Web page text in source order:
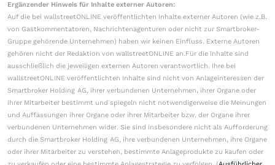
Ergänzender Hinweis für Inhalte externer Autoren:
Auf die bei wallstreetONLINE veröffentlichten Inhalte externer Autoren (wie z.B.
von Gastkommentatoren, Nachrichtenagenturen oder nicht zur Smartbroker-
Gruppe gehörende Unternehmen) haben wir keinen Einfluss. Externe Autoren
gehören nicht der Redaktion von wallstreetONLINE an.Für die Inhalte sind
ausschließlich die jeweiligen externen Autoren verantwortlich. Ihre bei
wallstreetONLINE veröffentlichten Inhalte sind nicht von Anlageinteressen der
Smartbroker Holding AG, ihrer verbundenen Unternehmen, ihrer Organe oder
ihrer Mitarbeiter bestimmt und spiegeln nicht notwendigerweise die Meinungen
und Auffassungen ihrer Organe oder ihrer Mitarbeiter bzw. der Organe ihrer
verbundenen Unternehmen wider. Sie sind insbesondere nicht als Aufforderung
durch die Smartbroker Holding AG, ihre verbundenen Unternehmen, ihre Organe
oder ihrer Mitarbeiter zu verstehen, bestimmte Anlageprodukte zu kaufen oder